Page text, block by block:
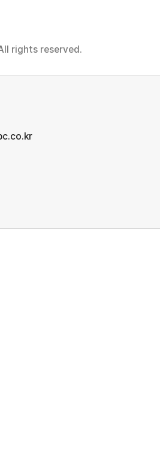
rights reserved.